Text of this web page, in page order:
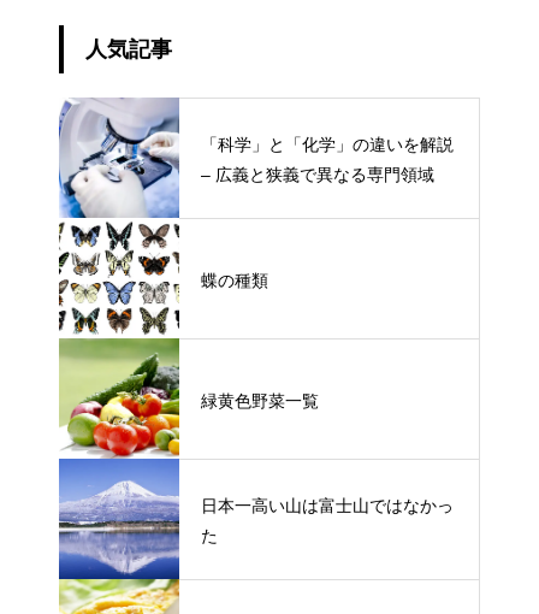
人気記事
「科学」と「化学」の違いを解説
– 広義と狭義で異なる専門領域
蝶の種類
緑黄色野菜一覧
日本一高い山は富士山ではなかっ
た